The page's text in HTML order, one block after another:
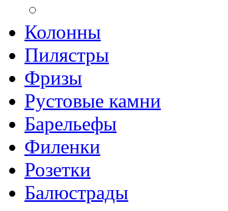
Колонны
Пилястры
Фризы
Рустовые камни
Барельефы
Филенки
Розетки
Балюстрады